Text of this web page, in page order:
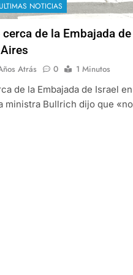
ULTIMAS NOTICIAS
de la Embajada de
Atrás 0
1 Minutos
de la Embajada de Israel en
ministra Bullrich dijo que